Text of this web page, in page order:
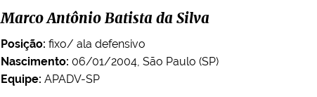
Marco Antônio Batista da Silva
Posição: fixo/ ala defensivo
Nascimento: 06/01/2004, São Paulo (SP)
Equipe: APADV-SP